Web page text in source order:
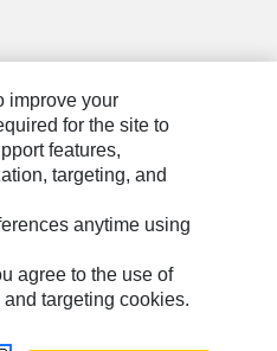
improve your
for the site to
features,
targeting, and
anytime using
agree to the use of
targeting cookies.